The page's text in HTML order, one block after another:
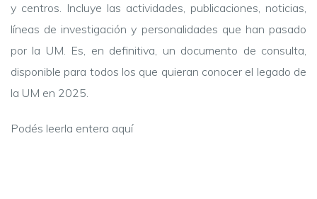
y centros. Incluye las actividades, publicaciones, noticias,
líneas de investigación y personalidades que han pasado
por la UM. Es, en definitiva, un documento de consulta,
disponible para todos los que quieran conocer el legado de
la UM en 2025.
Podés leerla entera aquí